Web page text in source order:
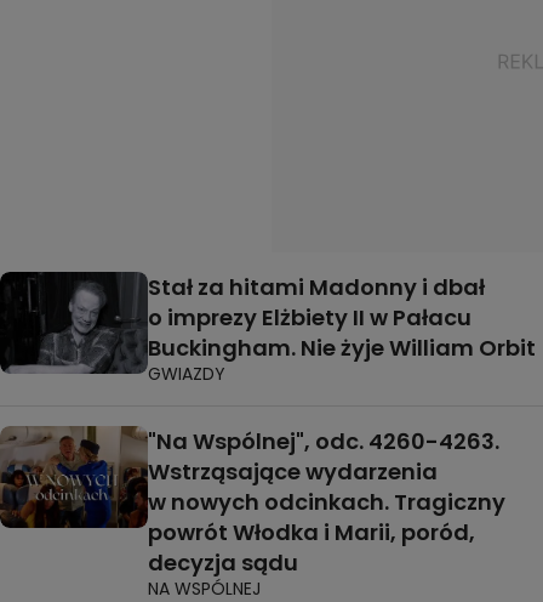
Stał za hitami Madonny i dbał
o imprezy Elżbiety II w Pałacu
Buckingham. Nie żyje William Orbit
GWIAZDY
"Na Wspólnej", odc. 4260-4263.
Wstrząsające wydarzenia
w nowych odcinkach. Tragiczny
powrót Włodka i Marii, poród,
decyzja sądu
NA WSPÓLNEJ